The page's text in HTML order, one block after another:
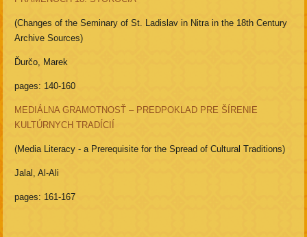
(Changes of the Seminary of St. Ladislav in Nitra in the 18th Century
Archive Sources)
Ďurčo, Marek
pages: 140-160
MEDIÁLNA GRAMOTNOSŤ – PREDPOKLAD PRE ŠÍRENIE
KULTÚRNYCH TRADÍCIÍ
(Media Literacy - a Prerequisite for the Spread of Cultural Traditions)
Jalal, Al-Ali
pages: 161-167